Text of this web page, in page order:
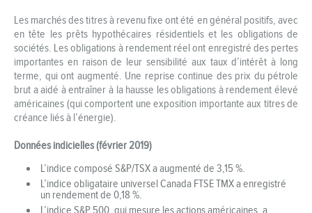
Les marchés des titres à revenu fixe ont été en général positifs, avec
en tête les prêts hypothécaires résidentiels et les obligations de
sociétés. Les obligations à rendement réel ont enregistré des pertes
importantes en raison de leur sensibilité aux taux d’intérêt à long
terme, qui ont augmenté. Une reprise continue des prix du pétrole
brut a aidé à entraîner à la hausse les obligations à rendement élevé
américaines (qui comportent une exposition importante aux titres de
créance liés à l’énergie).
Données indicielles (février 2019)
L’indice composé S&P/TSX a augmenté de 3,15 %.
L’indice obligataire universel Canada FTSE TMX a enregistré
un rendement de 0,18 %.
L’indice S&P 500, qui mesure les actions américaines, a